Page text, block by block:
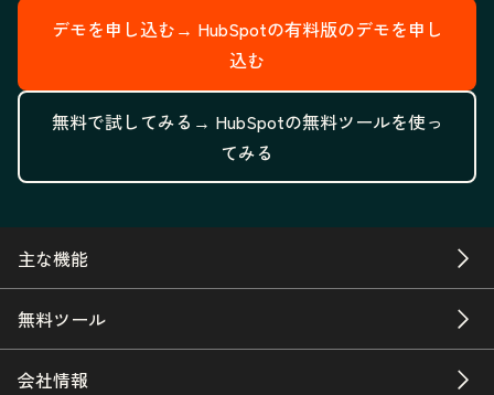
デモを申し込む→ HubSpotの有料版のデモを申し
込む
無料で試してみる→ HubSpotの無料ツールを使っ
てみる
主な機能
無料ツール
会社情報